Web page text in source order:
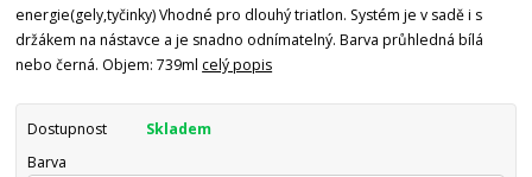
energie(gely,tyčinky) Vhodné pro dlouhý triatlon. Systém je v sadě i s
držákem na nástavce a je snadno odnímatelný. Barva průhledná bílá
nebo černá. Objem: 739ml celý popis
Dostupnost
Skladem
Barva